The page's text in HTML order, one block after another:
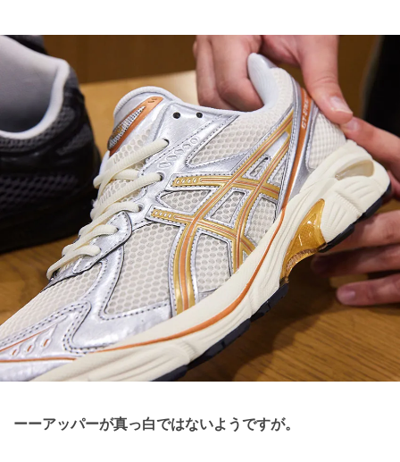
ーーアッパーが真っ白ではないようですが。